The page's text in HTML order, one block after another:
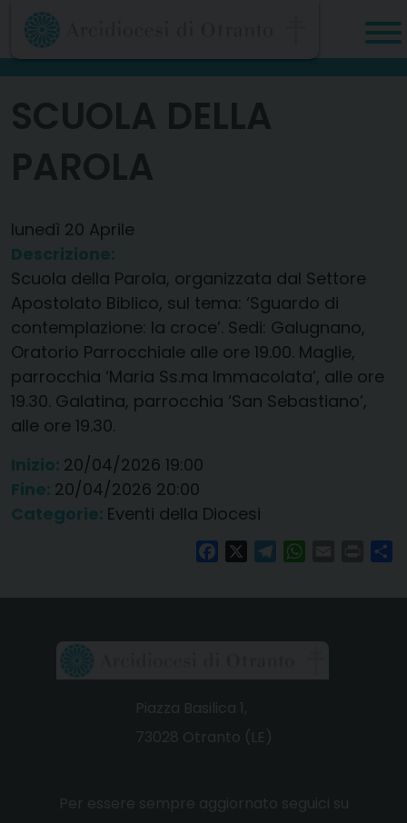
Skip
content
SCUOLA DELLA
PAROLA
lunedì 20 Aprile
Descrizione:
Scuola della Parola, organizzata dal Settore
Apostolato Biblico, sul tema: ‘Sguardo di
contemplazione: la croce’. Sedi: Galugnano,
Oratorio Parrocchiale alle ore 19.00. Maglie,
parrocchia ‘Maria Ss.ma Immacolata’, alle ore
19.30. Galatina, parrocchia ‘San Sebastiano’,
alle ore 19.30.
Inizio: 20/04/2026 19:00
Fine: 20/04/2026 20:00
Categorie: Eventi della Diocesi
FacebookTelegramWhatsAppPrint